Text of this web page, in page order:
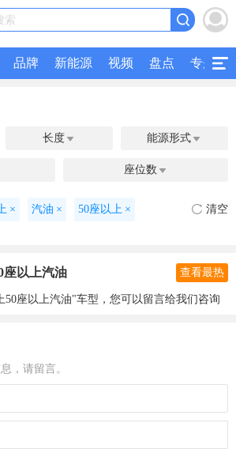
索
品牌 新能源 视频 盘点 专题
长度  能源形式 
座位数 
× 汽油 × 50座以上 × 清空
座以上汽油 查看最热
50座以上汽油"车型，您可以留言给我们咨询
，请留言。